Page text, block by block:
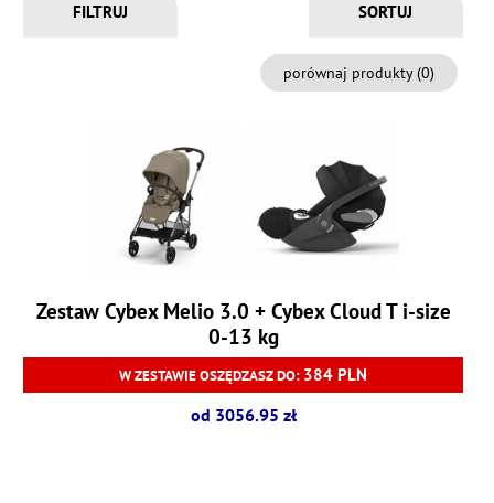
FILTRUJ
porównaj produkty (0)
Zestaw Cybex Melio 3.0 + Cybex Cloud T i-size
0-13 kg
W ZESTAWIE OSZĘDZASZ DO: 384 PLN
od 3056.95 zł